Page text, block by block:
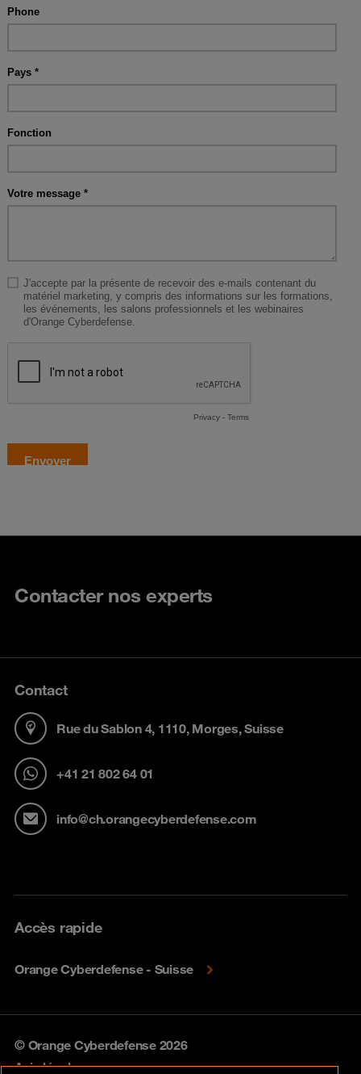
Contacter nos experts
Contact
Rue du Sablon 4, 1110, Morges, Suisse
+41 21 802 64 01
info@ch.orangecyberdefense.com
Accès rapide
Orange Cyberdefense - Suisse
© Orange Cyberdefense 2026
Avis légal